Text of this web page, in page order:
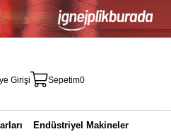
Girişi Sepetim0
Endüstriyel Makineler